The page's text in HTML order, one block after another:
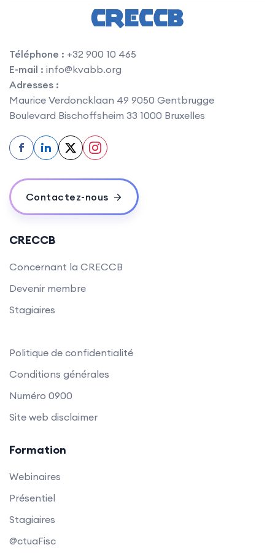
Téléphone : +32 900 10 465
E-mail : info@kvabb.org
Adresses :
Maurice Verdoncklaan 49 9050 Gentbrugge
Boulevard Bischoffsheim 33 1000 Bruxelles
f in
Contactez-nous
CRECCB
Concernant la CRECCB
Devenir membre
Stagiaires
Politique de confidentialité
Conditions générales
Numéro 0900
Site web disclaimer
Formation
Webinaires
Présentiel
Stagiaires
@ctuaFisc